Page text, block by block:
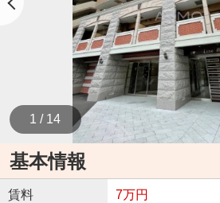
1 / 14
基本情報
賃料 7万円